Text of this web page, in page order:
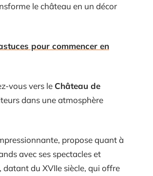
le château en un décor
pour commencer en
vous vers le Château de
dans une atmosphère
propose quant à
avec ses spectacles et
, datant du XVIIe siècle, qui offre